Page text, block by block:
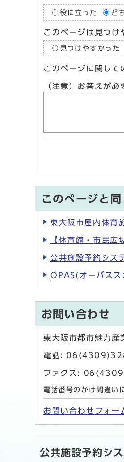
役に立った ど
このページは見つけ
見つけやすかった
このページに関して
（注意）お答えが
このページと
東大阪市屋内体育
【体育館・市民
公共施設予約シス
OPAS(オーパスス
お問い合わせ
東大阪市都市魅力産
電話:
ファクス:
電話番号のかけ間違い
お問い合わせフォー
公共施設予約シ